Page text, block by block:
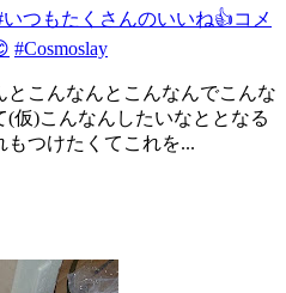
いつもたくさんのいいね👍コメ
#Cosmoslay
こんなんとこんなんでこんな
仮)こんなんしたいなととなる
もつけたくてこれを...